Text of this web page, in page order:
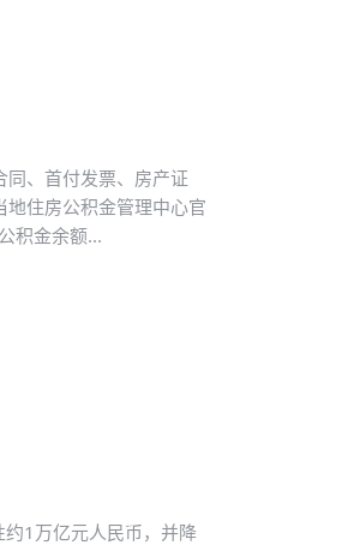
、首付发票、房产证
住房公积金管理中心官
积金余额...
1万亿元人民币，并降